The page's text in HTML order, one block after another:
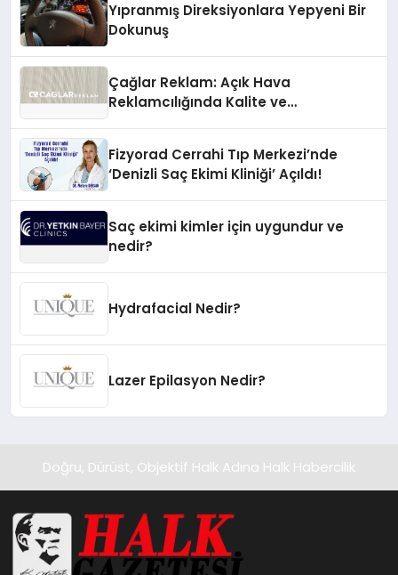
Yıpranmış Direksiyonlara Yepyeni Bir
Dokunuş
Çağlar Reklam: Açık Hava
Reklamcılığında Kalite ve
Fizyorad Cerrahi Tıp Merkezi’nde
‘Denizli Saç Ekimi Kliniği’ Açıldı!
Saç ekimi kimler için uygundur ve
nedir?
Hydrafacial Nedir?
Lazer Epilasyon Nedir?
Doğru, Dürüst, Objektif Halk Adına Halk Habercilik